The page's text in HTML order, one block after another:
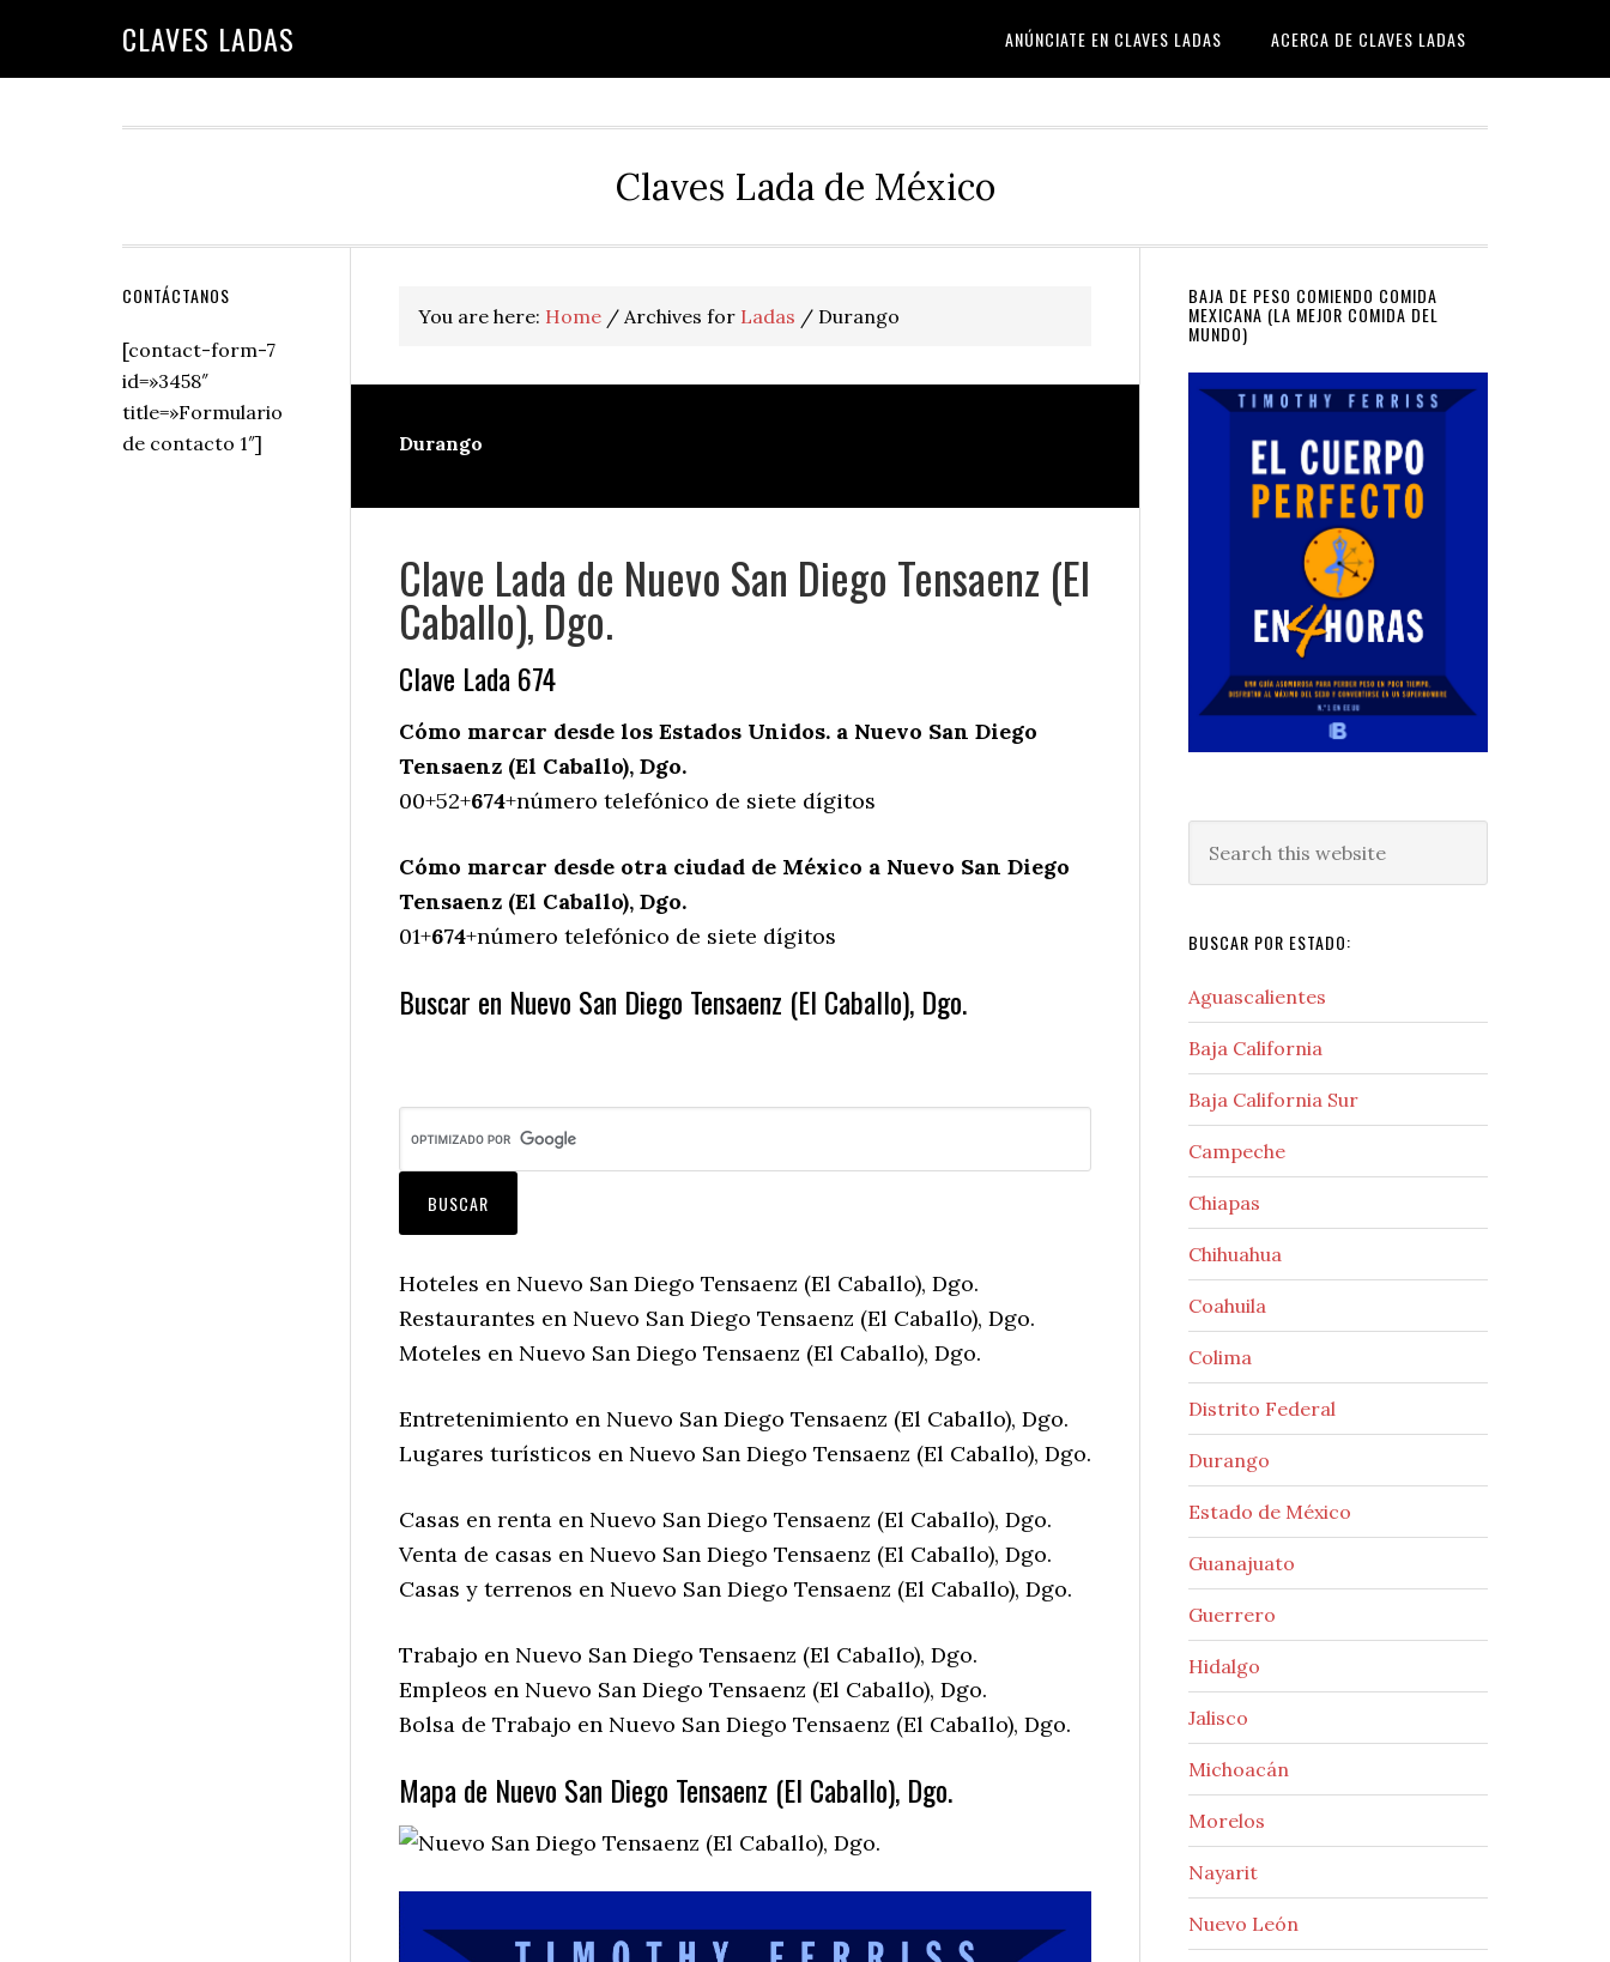
CLAVES LADAS ANÚNCIATE EN CLAVES LADAS ACERCA DE CLAVES LADAS
Claves Lada de México
You are here: Home / Archives for Ladas / Durango
Durango
Clave Lada de Nuevo San Diego Tensaenz (El
Caballo), Dgo.
Clave Lada 674
Cómo marcar desde los Estados Unidos. a Nuevo San Diego
Tensaenz (El Caballo), Dgo.
00+52+674+número telefónico de siete dígitos
Cómo marcar desde otra ciudad de México a Nuevo San Diego
Tensaenz (El Caballo), Dgo.
01+674+número telefónico de siete dígitos
Buscar en Nuevo San Diego Tensaenz (El Caballo), Dgo.
Hoteles en Nuevo San Diego Tensaenz (El Caballo), Dgo.
Restaurantes en Nuevo San Diego Tensaenz (El Caballo), Dgo.
Moteles en Nuevo San Diego Tensaenz (El Caballo), Dgo.
Entretenimiento en Nuevo San Diego Tensaenz (El Caballo), Dgo.
Lugares turísticos en Nuevo San Diego Tensaenz (El Caballo), Dgo.
Casas en renta en Nuevo San Diego Tensaenz (El Caballo), Dgo.
Venta de casas en Nuevo San Diego Tensaenz (El Caballo), Dgo.
Casas y terrenos en Nuevo San Diego Tensaenz (El Caballo), Dgo.
Trabajo en Nuevo San Diego Tensaenz (El Caballo), Dgo.
Empleos en Nuevo San Diego Tensaenz (El Caballo), Dgo.
Bolsa de Trabajo en Nuevo San Diego Tensaenz (El Caballo), Dgo.
Mapa de Nuevo San Diego Tensaenz (El Caballo), Dgo.
Primary
Sidebar
BAJA DE PESO COMIENDO COMIDA
MEXICANA (LA MEJOR COMIDA DEL
MUNDO)
this
BUSCAR POR ESTADO:
Aguascalientes
Baja California
Baja California Sur
Campeche
Chiapas
Chihuahua
Coahuila
Colima
Distrito Federal
Durango
Estado de México
Guanajuato
Guerrero
Hidalgo
Jalisco
Michoacán
Morelos
Nayarit
Nuevo León
Secondary
Sidebar
CONTÁCTANOS
[contact-form-7
id=»3458″
title=»Formulario
de contacto 1″]